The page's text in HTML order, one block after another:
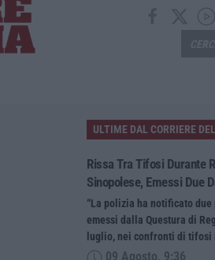
ULTIME DAL CORRIERE
Rissa Tra Tifosi Durante
Sinopolese, Emessi Due
“La polizia ha notificato
emessi dalla Questura di
luglio, nei confronti di
09 Agosto, 9:36